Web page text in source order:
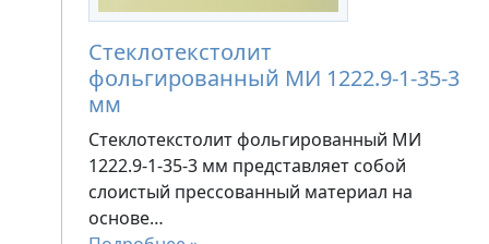
Стеклотекстолит
фольгированный МИ 1222.9-1-35-3
мм
Стеклотекстолит фольгированный МИ
1222.9-1-35-3 мм представляет собой
слоистый прессованный материал на
основе…